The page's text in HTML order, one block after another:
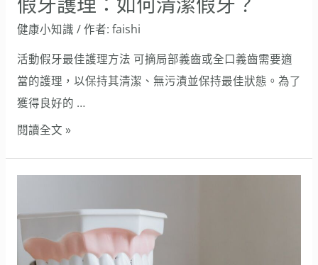
健康小知識 / 作者: faishi
活動假牙最佳護理方法 可摘局部義齒或全口義齒需要適
當的護理，以保持其清潔、無污漬並保持最佳狀態。為了
獲得良好的 …
閱讀全文 »
正
確